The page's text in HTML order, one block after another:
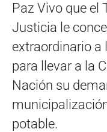
Paz Vivo que el
Justicia le
extraordinario a
para llevar a la
Nación su
potable.